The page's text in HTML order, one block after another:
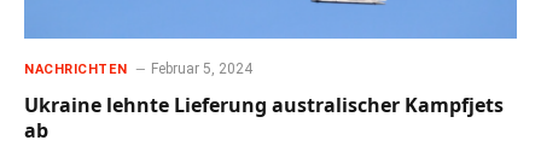
NACHRICHTEN Februar 5, 2024
Ukraine lehnte Lieferung australischer Kampfjets
ab